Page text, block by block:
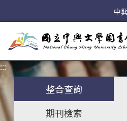
中
:::
整合查詢
期刊檢索